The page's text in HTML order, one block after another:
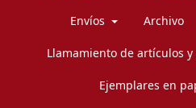
Envíos Archivo
Llamamiento de artículos y
Ejemplares en